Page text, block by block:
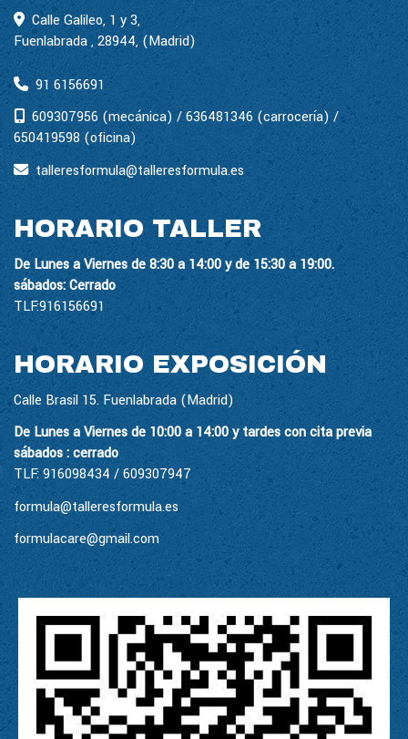
Calle Galileo, 1 y 3,
Fuenlabrada,28944,(Madrid)
91 6156691
609307956 (mecánica) / 636481346 (carrocería) /
650419598 (oficina)
talleresformula
talleresformula.es
HORARIO TALLER
De Lunes a Viernes de 8:30 a 14:00 y de 15:30 a 19:00.
sábados: Cerrado
TLF:916156691
HORARIO EXPOSICIÓN
Calle Brasil 15. Fuenlabrada (Madrid)
De Lunes a Viernes de 10:00 a 14:00 y tardes con cita previa
sábados : cerrado
TLF: 916098434 / 609307947
formula@talleresformula.es
formulacare@gmail.com